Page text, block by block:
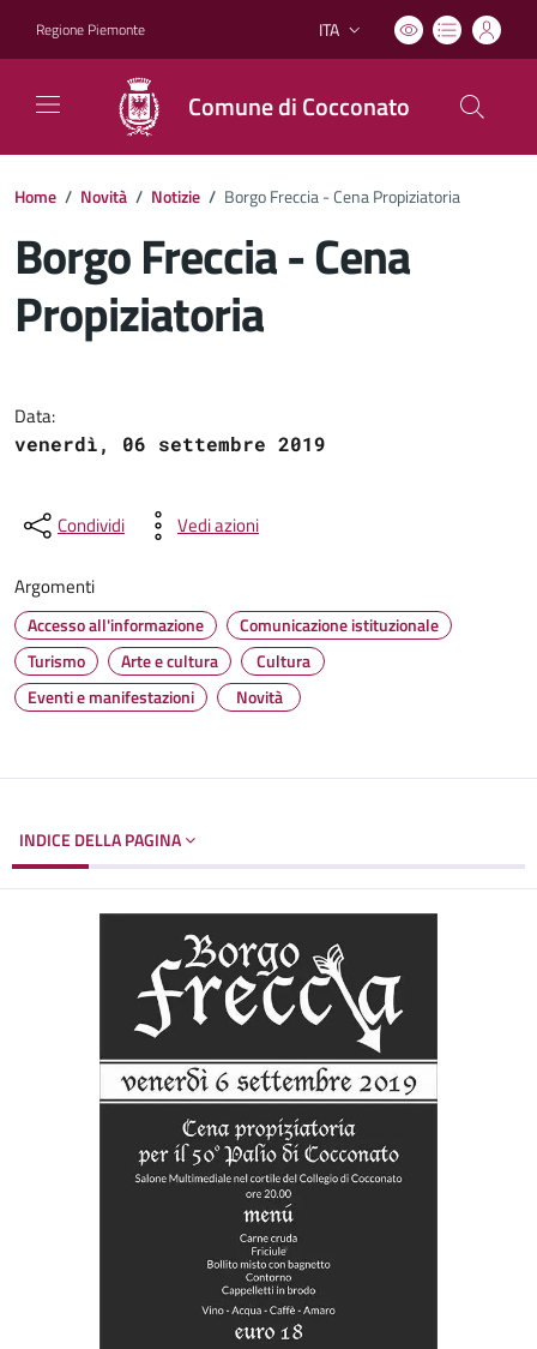
Regione Piemonte Lingua attiva:
ITA
Comune di Cocconato
Home / Novità / Notizie / Borgo Freccia - Cena Propiziatoria
Borgo Freccia - Cena
Propiziatoria
Data:
venerdì, 06 settembre 2019
Condividi Vedi azioni
Argomenti
Accesso all'informazione
Comunicazione istituzionale
Turismo
Arte e cultura
Cultura
Eventi e manifestazioni
Novità
INDICE DELLA PAGINA